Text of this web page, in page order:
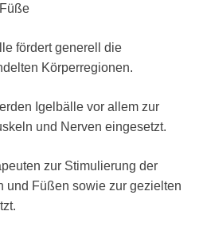
fördert generell die
Körperregionen.
Igelbälle vor allem zur
und Nerven eingesetzt.
zur Stimulierung der
und Füßen sowie zur gezielten